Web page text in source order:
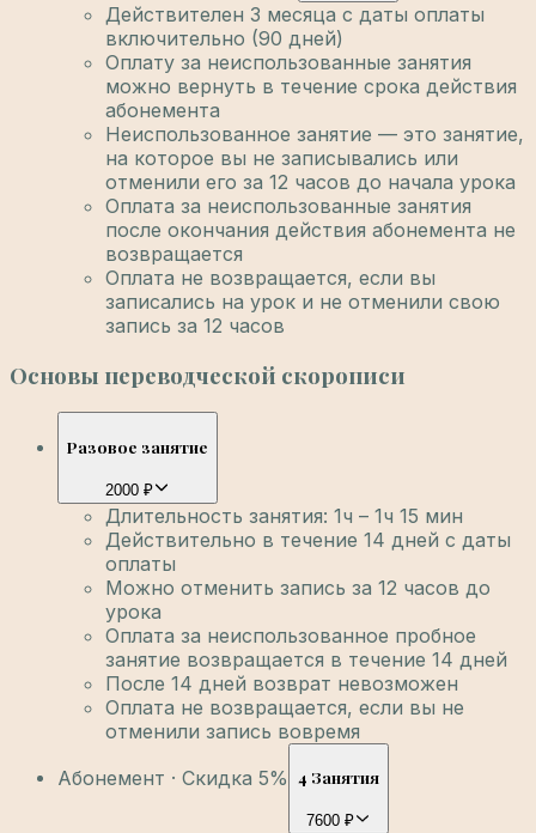
Действителен 3 месяца с даты оплаты
включительно (90 дней)
Оплату за неиспользованные занятия
можно вернуть в течение срока действия
абонемента
Неиспользованное занятие — это занятие,
на которое вы не записывались или
отменили его за 12 часов до начала урока
Оплата за неиспользованные занятия
после окончания действия абонемента не
возвращается
Оплата не возвращается, если вы
записались на урок и не отменили свою
запись за 12 часов
Основы переводческой скорописи
Разовое занятие
2000 ₽
Длительность занятия: 1ч – 1ч 15 мин
Действительно в течение 14 дней с даты
оплаты
Можно отменить запись за 12 часов до
урока
Оплата за неиспользованное пробное
занятие возвращается в течение 14 дней
После 14 дней возврат невозможен
Оплата не возвращается, если вы не
отменили запись вовремя
Абонемент · Скидка 5% 4 Занятия
7600 ₽